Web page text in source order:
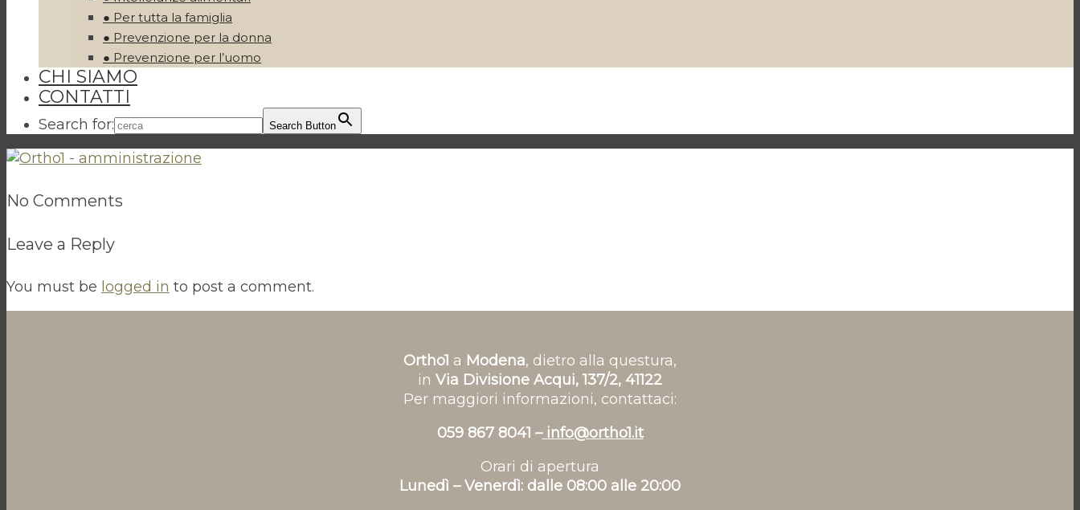
● Per tutta la famiglia
● Prevenzione per la donna
● Prevenzione per l’uomo
CHI SIAMO
CONTATTI
Search for: Search Button
No Comments
Leave a Reply
You must be logged in to post a comment.
Ortho1 a Modena, dietro alla questura,
in Via Divisione Acqui, 137/2, 41122
Per maggiori informazioni, contattaci:
059 867 8041 –info@ortho1.it
Orari di apertura
Lunedì – Venerdì: dalle 08:00 alle 20:00